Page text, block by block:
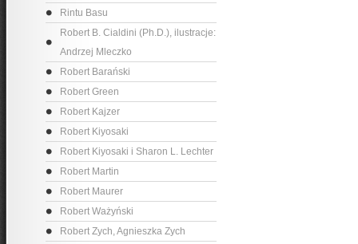
Rintu Basu
Robert B. Cialdini (Ph.D.), ilustracje:
Andrzej Mleczko
Robert Barański
Robert Green
Robert Kajzer
Robert Kiyosaki
Robert Kiyosaki i Sharon L. Lechter
Robert Martin
Robert Maurer
Robert Ważyński
Robert Zych, Agnieszka Zych